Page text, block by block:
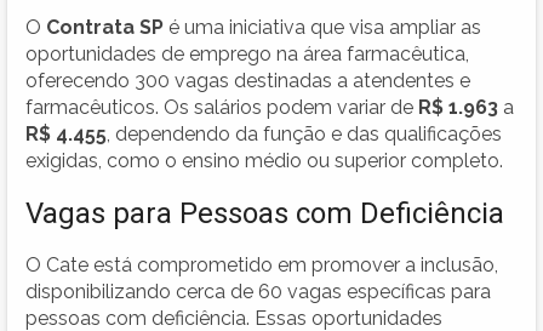
O Contrata SP é uma iniciativa que visa ampliar as
oportunidades de emprego na área farmacêutica,
oferecendo 300 vagas destinadas a atendentes e
farmacêuticos. Os salários podem variar de R$ 1.963 a
R$ 4.455 , dependendo da função e das qualificações
exigidas, como o ensino médio ou superior completo.
Vagas para Pessoas com Deficiência
O Cate está comprometido em promover a inclusão,
disponibilizando cerca de 60 vagas específicas para
pessoas com deficiência. Essas oportunidades